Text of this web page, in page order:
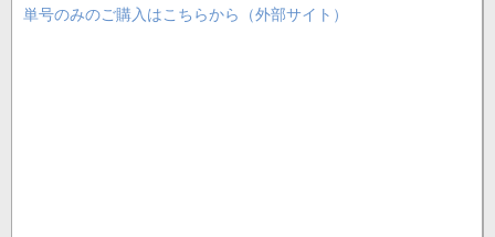
単号のみのご購入はこちらから（外部サイト）